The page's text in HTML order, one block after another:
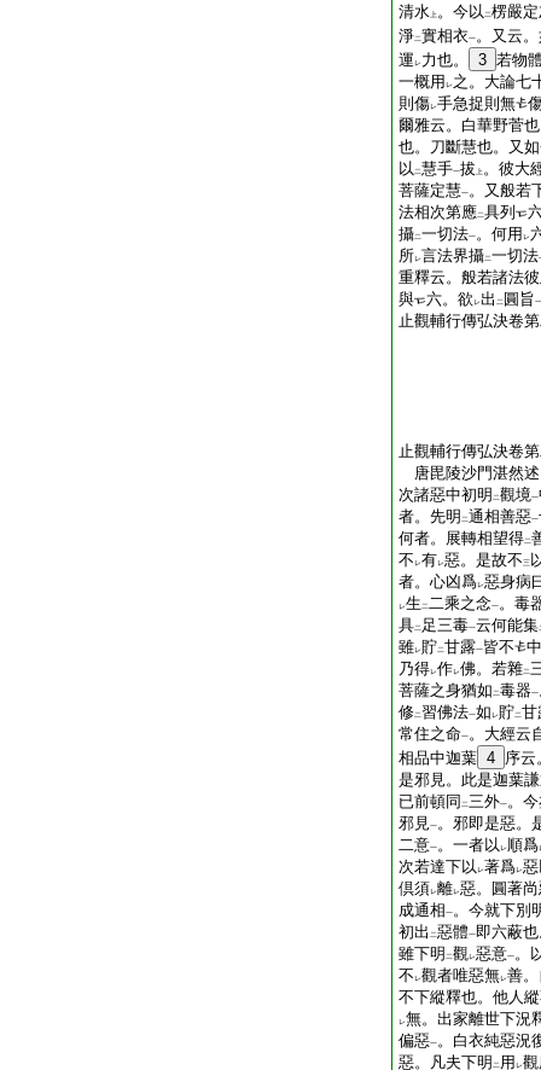
清水 上 。今以 二楞嚴
淨二實相衣一。又云
運 レ力也。 3 若物
一概用 レ之。大論七
則傷レ手急捉則無
爾雅云。白華野菅
也。刀斷慧也。又如
以 二慧手一拔 上 。彼大
菩薩定慧一。又般若
法相次第應二具列
攝二一切法一。何用 レ
所レ言法界攝二一切法
重釋云。般若諸法
與
六。欲 レ出 二 圓旨一
止觀輔行傳弘決卷
止觀輔行傳弘決卷
唐毘陵沙門湛然
次諸惡中初明 二觀境一
者。先明 二通相善惡一
何者。展轉相望得二
不 レ有レ惡。是故不三
者。心凶爲レ惡身病
レ生 二二乘之念一。毒
具二 足三毒一云何能集
雖レ貯二甘露一皆不
中
乃得レ作レ佛。若雜二
菩薩之身猶如 二毒器一
修二習佛法一如 レ貯二甘
常住之命一。大經云
相品中迦葉 4 序云
是邪見。此是迦葉
已前頓同 二三外一。
邪見一。邪即是惡。
二意一。一者以 レ順爲
次若達下以 レ著爲レ
倶須レ離レ惡。圓著
成通相一。今就下別
初出 二惡體一即六蔽
雖下明 二觀レ惡意一。
不 レ觀者唯惡無レ善
不下縱釋也。他人
レ無。出家離世下況
偏惡一。白衣純惡況
惡。凡夫下明 二 用 レ